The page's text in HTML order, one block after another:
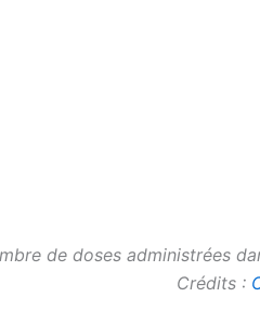
de doses administrées
Crédits :